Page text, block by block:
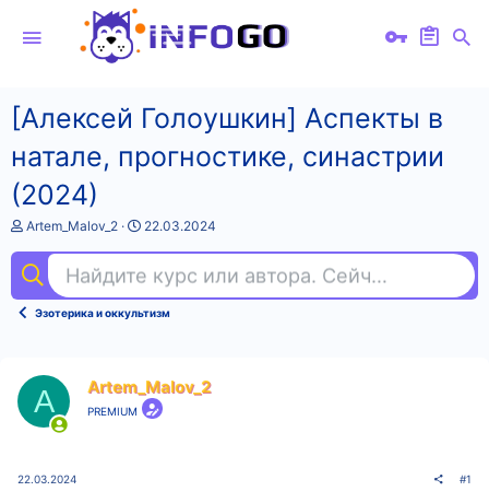
[Алексей Голоушкин] Аспекты в
натале, прогностике, синастрии
(2024)
А
т
о
т
Artem_Malov_2
Д
а
н
а
а
22.03.2024
Найдите курс или автора. Сейчас ищут
Эзотерика и оккультизм
A Artem_Malov_2
PREMIUM
22.03.2024 #1